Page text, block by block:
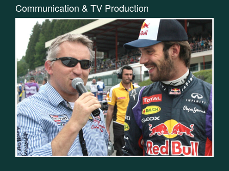
Communication & TV Production